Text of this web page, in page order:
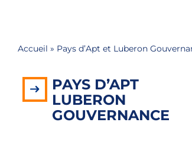
Accueil » Pays d’Apt et Luberon
PAYS D’APT
LUBERON
GOUVERNANCE